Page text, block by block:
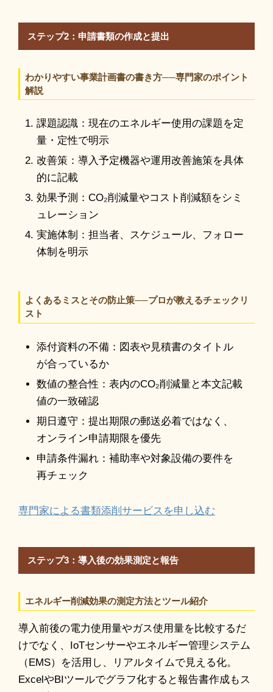
ステップ2：申請書類の作成と提出
わかりやすい事業計画書の書き方──専門家のポイント
解説
課題認識：現在のエネルギー使用の課題を定
量・定性で明示
改善策：導入予定機器や運用改善施策を具体
的に記載
効果予測：CO₂削減量やコスト削減額をシミ
ュレーション
実施体制：担当者、スケジュール、フォロー
体制を明示
よくあるミスとその防止策──プロが教えるチェックリ
スト
添付資料の不備：図表や見積書のタイトル
が合っているか
数値の整合性：表内のCO₂削減量と本文記載
値の一致確認
期日遵守：提出期限の郵送必着ではなく、
オンライン申請期限を優先
申請条件漏れ：補助率や対象設備の要件を
再チェック
専門家による書類添削サービスを申し込む
ステップ3：導入後の効果測定と報告
エネルギー削減効果の測定方法とツール紹介
導入前後の電力使用量やガス使用量を比較するだ
けでなく、IoTセンサーやエネルギー管理システム
（EMS）を活用し、リアルタイムで見える化。
ExcelやBIツールでグラフ化すると報告書作成もス